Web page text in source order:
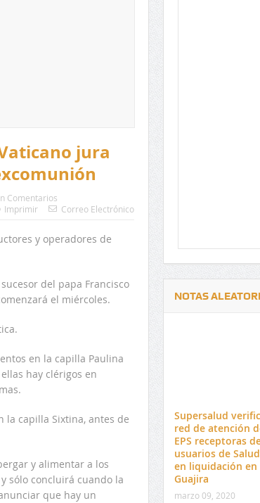
jura
Comentarios
Imprimir
Correo Electrónico
y operadores de
del papa Francisco
el miércoles.
en la capilla Paulina
hay clérigos en
la capilla Sixtina, antes de
y alimentar a los
sólo concluirá cuando la
que hay un
NOTAS
Supersalud
red de atención
EPS receptoras
usuarios de
en liquidación en
Guajira
marzo 09, 2020
nuevo Contralor
El 17 de enero vence
venta de pines para
preuniversitario de la